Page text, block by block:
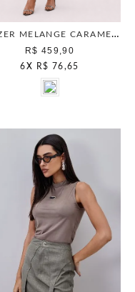
BLAZER MELANGE CARAMELO
R$ 459,90
6 X R$ 76,65